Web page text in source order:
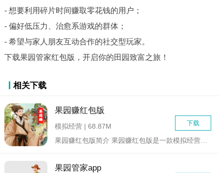
- 想要利用碎片时间赚取零花钱的用户；
- 偏好低压力、治愈系游戏的群体；
- 希望与家人朋友互动合作的社交型玩家。
下载果园管家红包版，开启你的田园致富之旅！
相关下载
果园赚红包版
下载
模拟经营 | 68.87M
果园赚红包版简介 果园赚红包版是一款模拟经营类的休闲游戏，...
果园管家app